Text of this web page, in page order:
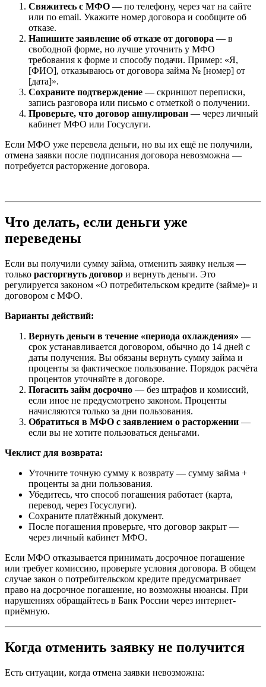
Свяжитесь с МФО — по телефону, через чат на сайте
или по email. Укажите номер договора и сообщите об
отказе.
Напишите заявление об отказе от договора — в
свободной форме, но лучше уточнить у МФО
требования к форме и способу подачи. Пример: «Я,
[ФИО], отказываюсь от договора займа № [номер] от
[дата]».
Сохраните подтверждение — скриншот переписки,
запись разговора или письмо с отметкой о получении.
Проверьте, что договор аннулирован — через личный
кабинет МФО или Госуслуги.
Если МФО уже перевела деньги, но вы их ещё не получили,
отмена заявки после подписания договора невозможна —
потребуется расторжение договора.
Что делать, если деньги уже
переведены
Если вы получили сумму займа, отменить заявку нельзя —
только расторгнуть договор и вернуть деньги. Это
регулируется законом «О потребительском кредите (займе)» и
договором с МФО.
Варианты действий:
Вернуть деньги в течение «периода охлаждения» —
срок устанавливается договором, обычно до 14 дней с
даты получения. Вы обязаны вернуть сумму займа и
проценты за фактическое пользование. Порядок расчёта
процентов уточняйте в договоре.
Погасить займ досрочно — без штрафов и комиссий,
если иное не предусмотрено законом. Проценты
начисляются только за дни пользования.
Обратиться в МФО с заявлением о расторжении —
если вы не хотите пользоваться деньгами.
Чеклист для возврата:
Уточните точную сумму к возврату — сумму займа +
проценты за дни пользования.
Убедитесь, что способ погашения работает (карта,
перевод, через Госуслуги).
Сохраните платёжный документ.
После погашения проверьте, что договор закрыт —
через личный кабинет МФО.
Если МФО отказывается принимать досрочное погашение
или требует комиссию, проверьте условия договора. В общем
случае закон о потребительском кредите предусматривает
право на досрочное погашение, но возможны нюансы. При
нарушениях обращайтесь в Банк России через интернет-
приёмную.
Когда отменить заявку не получится
Есть ситуации, когда отмена заявки невозможна: